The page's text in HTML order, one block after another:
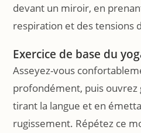
devant un miroir, en
respiration et des tensions
Exercice de base du
Asseyez-vous
profondément, puis ouvrez
tirant la langue et en
rugissement. Répétez ce